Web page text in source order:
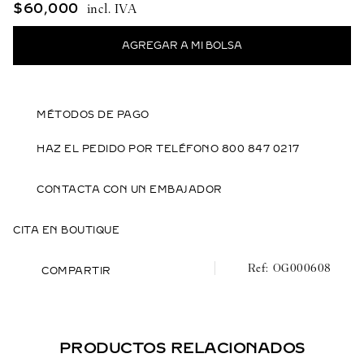
$60,000
MÉTODOS DE PAGO
HAZ EL PEDIDO POR TELÉFONO 800 847 0217
CONTACTA CON UN EMBAJADOR
CITA EN BOUTIQUE
COMPARTIR OG000608
PRODUCTOS RELACIONADOS